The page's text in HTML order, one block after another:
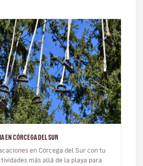
EN CÓRCEGA DEL SUR
en Córcega del Sur con tu
más allá de la playa para